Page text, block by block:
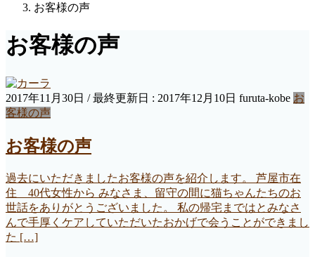
お客様の声
お客様の声
2017年11月30日 / 最終更新日 : 2017年12月10日 furuta-kobe お
客様の声
お客様の声
過去にいただきましたお客様の声を紹介します。 芦屋市在
住 40代女性から みなさま、留守の間に猫ちゃんたちのお
世話をありがとうございました。 私の帰宅まではとみなさ
んで手厚くケアしていただいたおかげで会うことができまし
た […]